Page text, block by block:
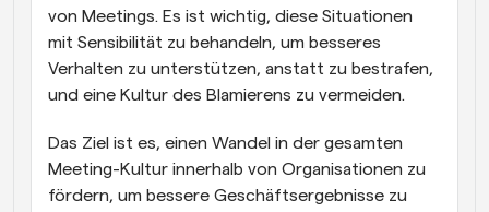
von Meetings. Es ist wichtig, diese Situationen
mit Sensibilität zu behandeln, um besseres
Verhalten zu unterstützen, anstatt zu bestrafen,
und eine Kultur des Blamierens zu vermeiden.
Das Ziel ist es, einen Wandel in der gesamten
Meeting-Kultur innerhalb von Organisationen zu
fördern, um bessere Geschäftsergebnisse zu